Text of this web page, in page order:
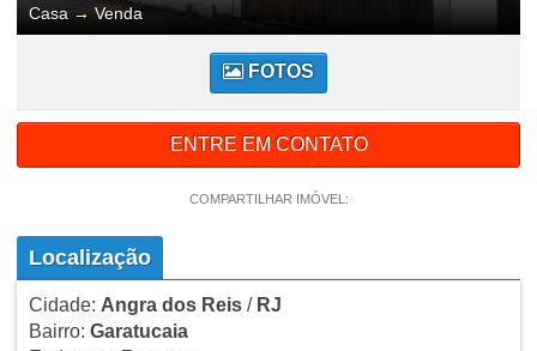
Casa → Venda
FOTOS
ENTRE EM CONTATO
COMPARTILHAR IMÓVEL:
Localização
Cidade: Angra dos Reis/ RJ
Bairro: Garatucaia